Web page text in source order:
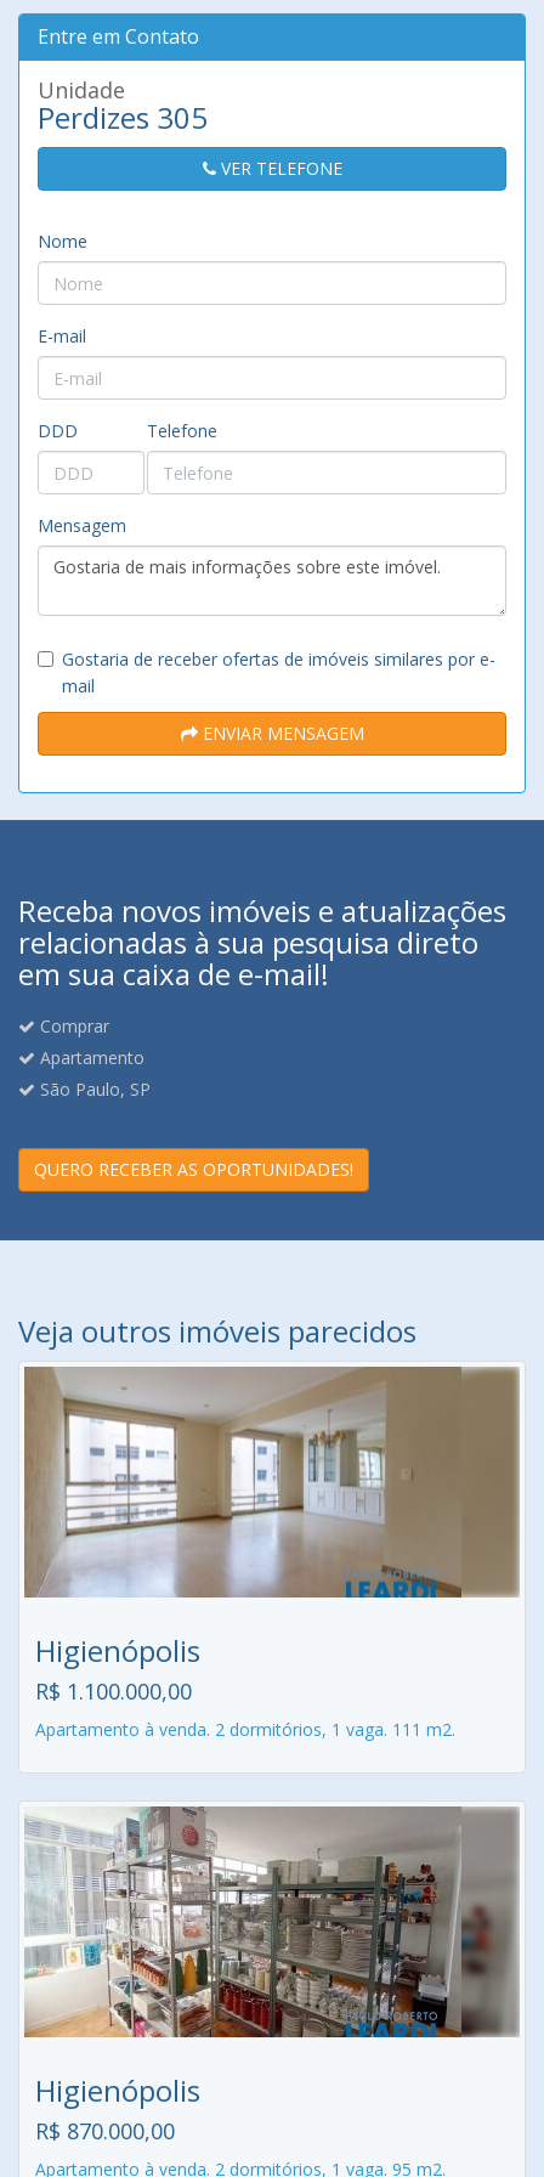
Entre em Contato
Unidade
Perdizes 305
VER TELEFONE
Nome
E-mail
DDD Telefone
Mensagem
Gostaria de receber ofertas de imóveis similares por e-
mail
ENVIAR MENSAGEM
Receba novos imóveis e atualizações
relacionadas à sua pesquisa direto
em sua caixa de e-mail!
Comprar
Apartamento
São Paulo, SP
QUERO RECEBER AS OPORTUNIDADES!
Veja outros imóveis parecidos
Higienópolis
R$ 1.100.000,00
Apartamento à venda. 2 dormitórios, 1 vaga. 111 m2.
Higienópolis
R$ 870.000,00
Apartamento à venda. 2 dormitórios, 1 vaga. 95 m2.